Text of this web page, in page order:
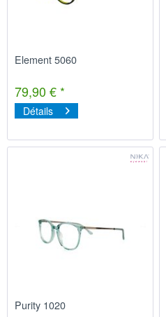
Element 5060
79,90 € *
Détails
Purity 1020